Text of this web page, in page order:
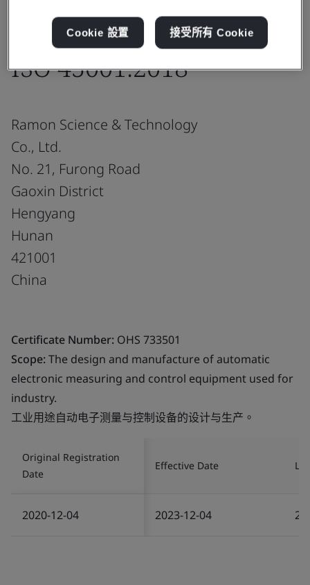
ISO 45001:2018
Ramon Science & Technology
Co., Ltd.
No. 21, Furong Road
Gaoxin District
Hengyang
Hunan
421001
China
Certificate Number: OHS 733501
Scope:The design and manufacture of automatic
electronic measuring and control equipment used for
industry.
工业用途自动电子测量与控制设备的设计与生产。
Original Registration
Date
Effective Date
2020-12-04 2023-12-04
Cookie 設置 接受所有 Cookie